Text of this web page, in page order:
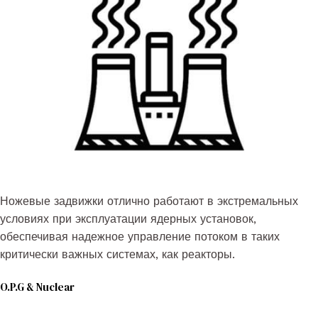
Ножевые задвижки отлично работают в экстремальных
условиях при эксплуатации ядерных установок,
обеспечивая надежное управление потоком в таких
критически важных системах, как реакторы.
O.P.G & Nuclear